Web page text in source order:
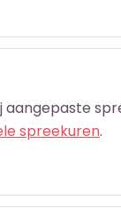
spreekuren.